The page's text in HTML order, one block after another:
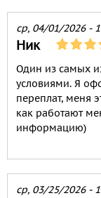
ср, 04/01/2026 -
Ник
Один из самых
условиями. Я
переплат, меня
как работают
информацию)
ср, 03/25/2026 -